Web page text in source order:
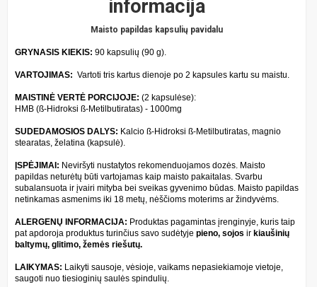
informacija
Maisto papildas kapsulių pavidalu
GRYNASIS KIEKIS: 90 kapsulių (90 g).
VARTOJIMAS: Vartoti tris kartus dienoje po 2 kapsules kartu su maistu.
MAISTINĖ VERTĖ PORCIJOJE: (2 kapsulėse):
HMB (ß-Hidroksi ß-Metilbutiratas) - 1000mg
SUDEDAMOSIOS DALYS: Kalcio ß-Hidroksi ß-Metilbutiratas, magnio
stearatas, želatina (kapsulė).
ĮSPĖJIMAI: Neviršyti nustatytos rekomenduojamos dozės. Maisto
papildas neturėtų būti vartojamas kaip maisto pakaitalas. Svarbu
subalansuota ir įvairi mityba bei sveikas gyvenimo būdas. Maisto papildas
netinkamas asmenims iki 18 metų, nėščioms moterims ar žindyvėms.
ALERGENŲ INFORMACIJA: Produktas pagamintas įrenginyje, kuris taip
pat apdoroja produktus turinčius savo sudėtyje pieno, sojos ir kiaušinių
baltymų, glitimo, žemės riešutų.
LAIKYMAS: Laikyti sausoje, vėsioje, vaikams nepasiekiamoje vietoje,
saugoti nuo tiesioginių saulės spindulių.